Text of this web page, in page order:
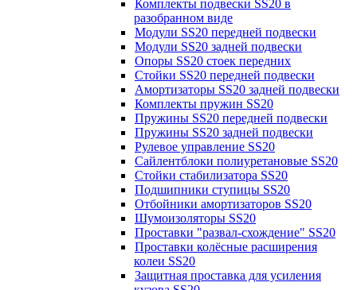
Комплекты подвески SS20 в
разобранном виде
Модули SS20 передней подвески
Модули SS20 задней подвески
Опоры SS20 стоек передних
Стойки SS20 передней подвески
Амортизаторы SS20 задней подвески
Комплекты пружин SS20
Пружины SS20 передней подвески
Пружины SS20 задней подвески
Рулевое управление SS20
Сайлентблоки полиуретановые SS20
Стойки стабилизатора SS20
Подшипники ступицы SS20
Отбойники амортизаторов SS20
Шумоизоляторы SS20
Проставки "развал-схождение" SS20
Проставки колёсные расширения
колеи SS20
Защитная проставка для усиления